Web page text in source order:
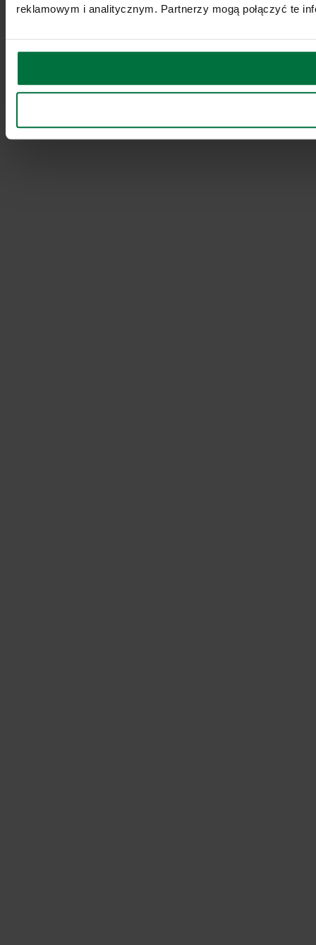
reklamowym i analitycznym. Partnerzy mogą połączyć te